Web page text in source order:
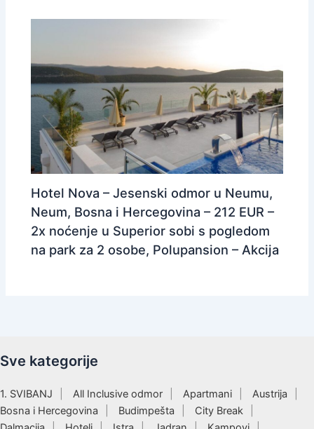
Hotel Nova – Jesenski odmor u Neumu,
Neum, Bosna i Hercegovina – 212 EUR –
2x noćenje u Superior sobi s pogledom
na park za 2 osobe, Polupansion – Akcija
Sve kategorije
1. SVIBANJ All Inclusive odmor Apartmani
Austrija
Bosna i Hercegovina
Budimpešta
City Break